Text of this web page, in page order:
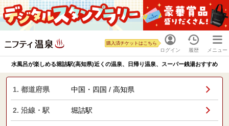
ログイン
購入済チケットはこちら
履歴 メニュー
水風呂が楽しめる堀詰駅(高知県)近くの温泉、日帰り温泉、スーパー銭湯おすすめ
1. 都道府県 中国・四国 / 高知県
2. 沿線・駅 堀詰駅